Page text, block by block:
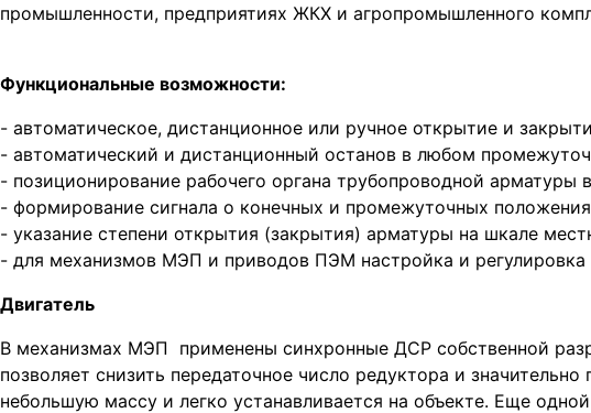
промышленности, предприятиях ЖКХ и агропромышленного
Функциональные возможности:
- автоматическое, дистанционное или ручное открытие и
- автоматический и дистанционный останов в любом
- позиционирование рабочего органа трубопроводной
- формирование сигнала о конечных и промежуточных
- указание степени открытия (закрытия) арматуры на шкале
- для механизмов МЭП и приводов ПЭМ настройка и
Двигатель
В механизмах МЭП применены синхронные ДСР собственной
позволяет снизить передаточное число редуктора и
небольшую массу и легко устанавливается на объекте. Еще